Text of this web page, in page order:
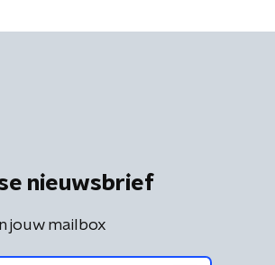
nieuwsbrief
jouw mailbox